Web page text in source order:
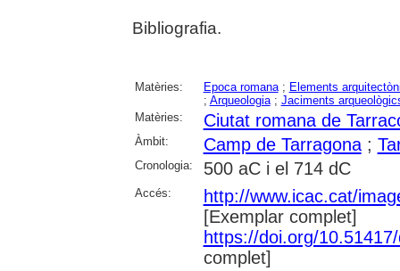
Bibliografia.
Matèries: Epoca romana; Elements
; Arqueologia; Jaciments
Matèries:
Ciutat romana de
Àmbit: Camp de Tarragona;
Cronologia: 500 aC i el 714 dC
Accés:
http://www.icac.cat/
[Exemplar complet]
https://doi.org/
complet]